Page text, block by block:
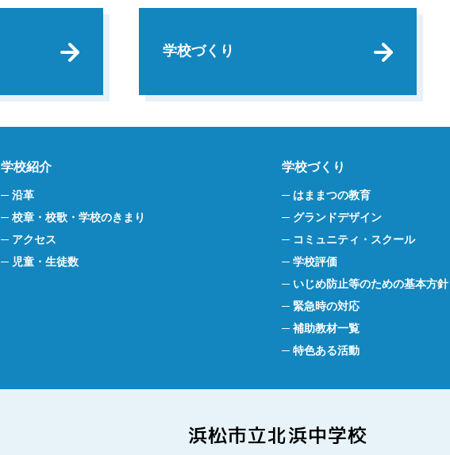
学校づくり
学校紹介
沿革
校章・校歌・学校のきまり
アクセス
児童・生徒数
学校づくり
はままつの教育
グランドデザイン
コミュニティ・スクール
学校評価
いじめ防止等のための基本方針
緊急時の対応
補助教材一覧
特色ある活動
浜松市立北浜中学校